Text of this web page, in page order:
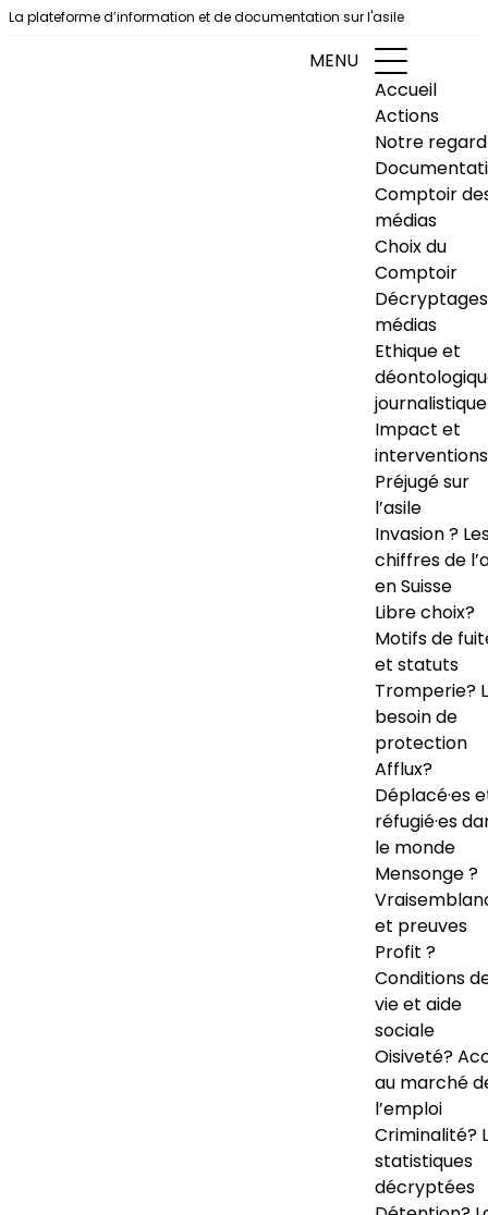
Aller au contenu
La plateforme d’information et de documentation sur l'asile
MENU
Accueil
Actions
Notre regard
Comptoir
médias
Choix du
Comptoir
Décryptages
médias
Ethique et
journalistique
Impact et
interventions
Préjugé sur
l’asile
Invasion ?
chiffres de
en Suisse
Libre choix?
Motifs de
et statuts
Tromperie?
besoin de
protection
Afflux?
Déplacé·es
réfugié·es
le monde
Mensonge ?
et preuves
Profit ?
Conditions
vie et aide
sociale
Oisiveté?
au marché
l’emploi
Criminalité?
statistiques
décryptées